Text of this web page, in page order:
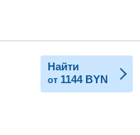
Найти
от 1144 BYN